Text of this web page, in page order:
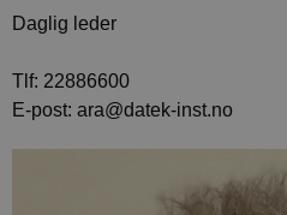
Daglig leder
Tlf: 22886600
E-post: ara@datek-inst.no